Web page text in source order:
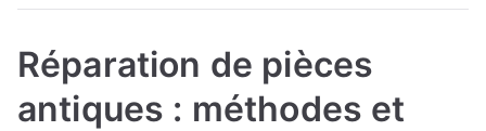
Réparation de pièces
antiques : méthodes et